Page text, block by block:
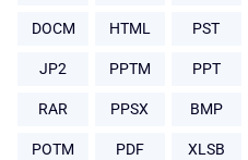
DOCM HTML PST
JP2 PPTM PPT
RAR PPSX BMP
POTM PDF XLSB